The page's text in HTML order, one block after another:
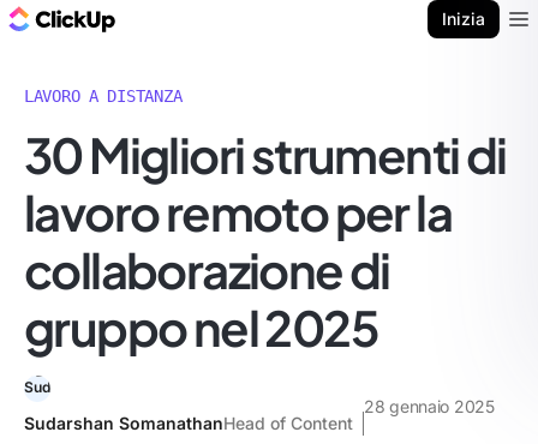
Inizia
LAVORO A DISTANZA
30 Migliori strumenti di
lavoro remoto per la
collaborazione di
gruppo nel 2025
Sudarshan SomanathanHead of Content
28 gennaio 2025